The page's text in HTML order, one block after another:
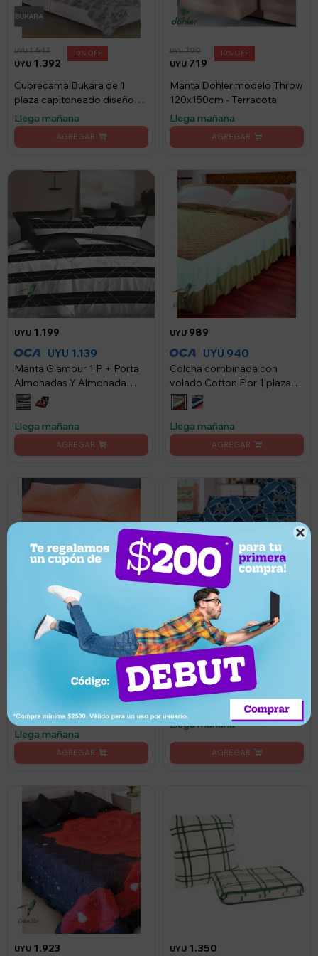

UYU 1.392
UYU1.547 10
Cubrecama Bukara de 1
plaza capitoneado diseño
floreado
Llega mañana
UYU 719
UYU799 10
Manta Dohler modelo Throw
120x150cm - Terracota
Llega mañana
UYU 1.199
UYU 1.139
Manta Glamour 1 P + Porta
Almohadas Y Almohada
Caramelo - 756
Llega mañana
UYU 989
UYU 940
Colcha combinada con
volado Cotton Flor 1 plaza
sommier 0.90 x 2.25 mts con
porta almohada - Beige
Llega mañana
1.050
Colcha Cotton Flor Elegance
1 plaza sommier 1.55 x
2.45mts en tela 3D con porta
almohada
Llega mañana
UYU 1.050
UYU998
Colcha Cotton Flor Glamour
1 Plaza Sommier 180x235cm
Llega mañana
UYU 1.923 UYU 1.350